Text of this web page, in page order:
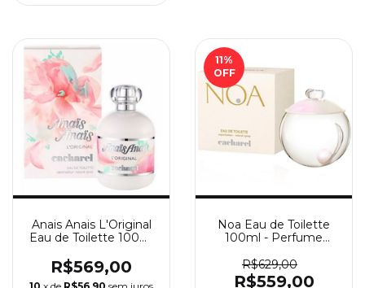
Anais Anais L'Original
Eau de Toilette 100ml
Cacharel
R$569,00
11%
OFF
Noa Eau de Toilette
100ml - Perfume
R$629,00
R$559,00